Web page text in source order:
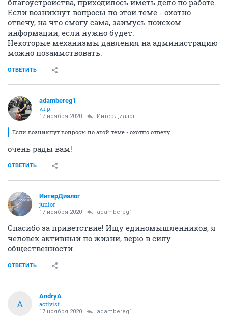
благоустройства, приходилось иметь дело по работе.
Если возникнут вопросы по этой теме - охотно
отвечу, на что смогу сама, займусь поиском
информации, если нужно будет.
Некоторые механизмы давления на администрацию
можно позаимствовать.
ОТВЕТИТЬ
adambereg1
v.i.p.
17 ноября 2020 ИнтерДиалог
Если возникнут вопросы по этой теме - охотно отвечу
очень рады вам!
ОТВЕТИТЬ
ИнтерДиалог
junior
17 ноября 2020 adambereg1
Спасибо за приветствие! Ищу единомышленников, я
человек активный по жизни, верю в силу
общественности.
ОТВЕТИТЬ
A
AndryA
activist
17 ноября 2020 adambereg1